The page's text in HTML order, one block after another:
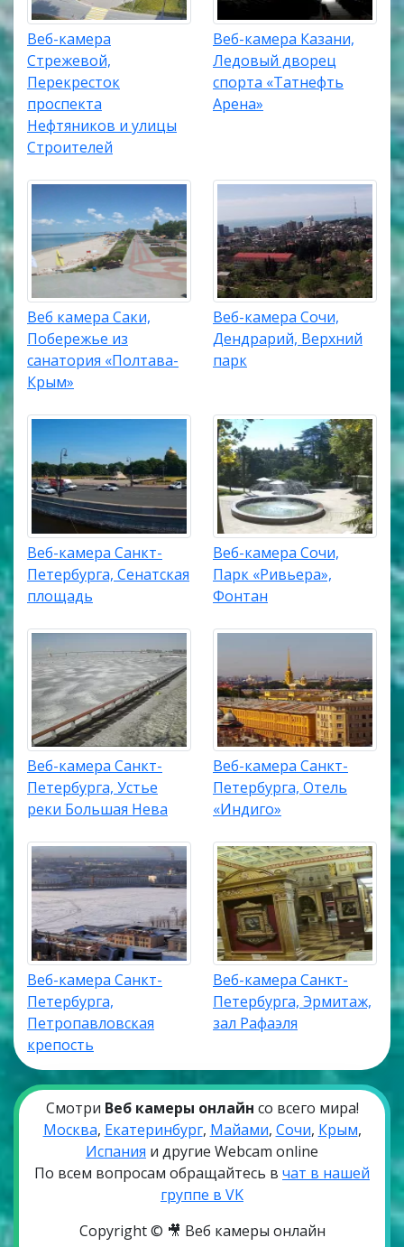
Веб-камера
Стрежевой,
Перекресток
проспекта
Нефтяников и улицы
Строителей
Веб-камера Казани,
Ледовый дворец
спорта «Татнефть
Арена»
Веб камера Саки,
Побережье из
санатория «Полтава-
Крым»
Веб-камера Сочи,
Дендрарий, Верхний
парк
Веб-камера Санкт-
Петербурга, Сенатская
площадь
Веб-камера Сочи,
Парк «Ривьера»,
Фонтан
Веб-камера Санкт-
Петербурга, Устье
реки Большая Нева
Веб-камера Санкт-
Петербурга, Отель
«Индиго»
Веб-камера Санкт-
Петербурга,
Петропавловская
крепость
Веб-камера Санкт-
Петербурга, Эрмитаж,
зал Рафаэля
Смотри Веб камеры онлайн со всего мира!
Москва, Екатеринбург, Майами, Сочи, Крым,
Испания и другие Webcam online
По всем вопросам обращайтесь в чат в нашей
группе в VK
Copyright © 🎥 Веб камеры онлайн